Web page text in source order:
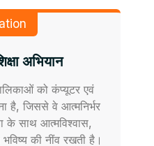
अभियान
को कंप्यूटर एवं
है, जिससे वे आत्मनिर्भर
के साथ आत्मविश्वास,
की नींव रखती है।